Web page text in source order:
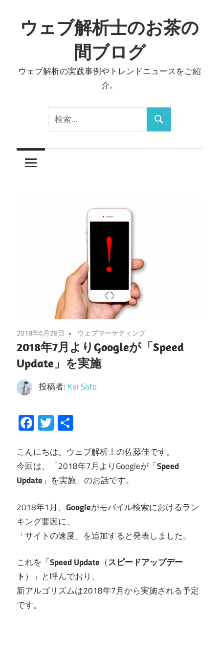
ン
へ
ウェブ解析士のお茶の
間ブログ
ウェブ解析の実践事例やトレンドニュースをご紹
介。
索:
検
2018年6月28日 ウェブマーケティング
2018年7月よりGoogleが「Speed
Update」を実施
投稿者: Kei Sato
Facebook
Twitter
こんにちは。ウェブ解析士の佐藤佳です。
今回は、「2018年7月よりGoogleが「Speed
Update」を実施」のお話です。
2018年1月、 Googleがモバイル検索におけるラン
キング要因に、
「サイトの速度」を追加すると発表しました。
これを「Speed Update （スピードアップデー
ト）」と呼んでおり、
新アルゴリズムは2018年7月から実施される予定
です。